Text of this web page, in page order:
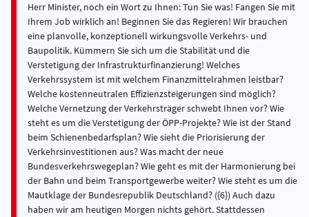
Herr Minister, noch ein Wort zu Ihnen: Tun Sie was! Fangen Sie mit
Ihrem Job wirklich an! Beginnen Sie das Regieren! Wir brauchen
eine planvolle, konzeptionell wirkungsvolle Verkehrs- und
Baupolitik. Kümmern Sie sich um die Stabilität und die
Verstetigung der Infrastrukturfinanzierung! Welches
Verkehrssystem ist mit welchem Finanzmittelrahmen leistbar?
Welche kostenneutralen Effizienzsteigerungen sind möglich?
Welche Vernetzung der Verkehrsträger schwebt Ihnen vor? Wie
steht es um die Verstetigung der ÖPP-Projekte? Wie ist der Stand
beim Schienenbedarfsplan? Wie sieht die Priorisierung der
Verkehrsinvestitionen aus? Was macht der neue
Bundesverkehrswegeplan? Wie geht es mit der Harmonierung bei
der Bahn und beim Transportgewerbe weiter? Wie steht es um die
Mautklage der Bundesrepublik Deutschland? ({6}) Auch dazu
haben wir am heutigen Morgen nichts gehört. Stattdessen